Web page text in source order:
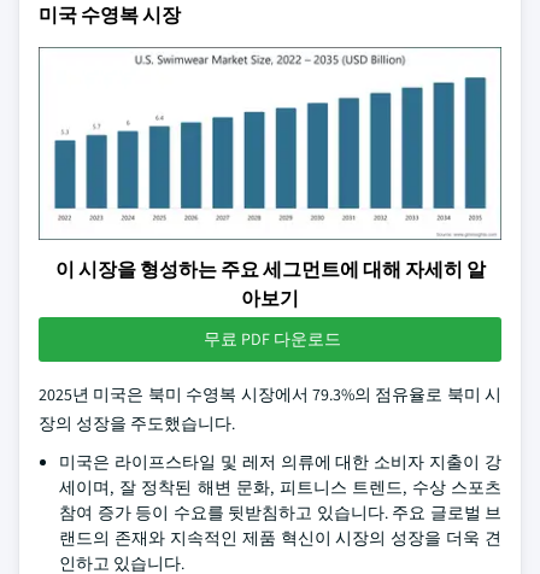
미국 수영복 시장
이 시장을 형성하는 주요 세그먼트에 대해 자세히 알
아보기
무료 PDF 다운로드
2025년 미국은 북미 수영복 시장에서 79.3%의 점유율로 북미 시
장의 성장을 주도했습니다.
미국은 라이프스타일 및 레저 의류에 대한 소비자 지출이 강
세이며, 잘 정착된 해변 문화, 피트니스 트렌드, 수상 스포츠
참여 증가 등이 수요를 뒷받침하고 있습니다. 주요 글로벌 브
랜드의 존재와 지속적인 제품 혁신이 시장의 성장을 더욱 견
인하고 있습니다.